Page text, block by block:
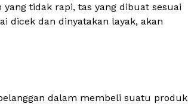
tidak rapi, tas yang dibuat sesuai
dicek dan dinyatakan layak, akan
dalam membeli suatu produk